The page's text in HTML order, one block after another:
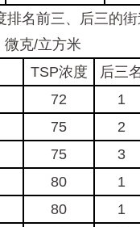
前三、后三的街
克/立方米
TSP浓度 后三名
72 1
75 2
75 3
80 1
80 1